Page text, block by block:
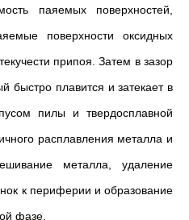
паяемых поверхностей,
поверхности оксидных
припоя. Затем в зазор
быстро плавится и затекает в
пилы и твердосплавной
расплавления металла и
металла, удаление
к периферии и образование
фазе.